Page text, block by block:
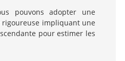
pouvons adopter une
impliquant une
pour estimer les